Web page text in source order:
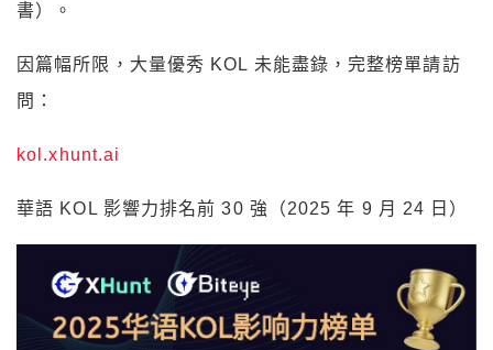
書）。
因篇幅所限，大量優秀 KOL 未能盡錄，完整榜單請訪
問：
kol.xhunt.ai
華語 KOL 影響力排名前 30 強（2025 年 9 月 24 日）